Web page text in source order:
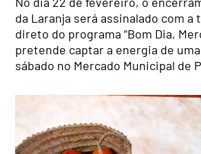
da Laranja será assinalado com a
direto do programa “Bom Dia,
pretende captar a energia de
sábado no Mercado Municipal de